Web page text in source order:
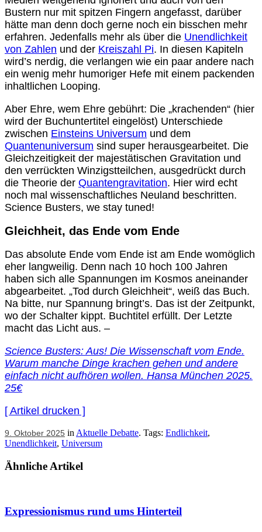
Bustern nur mit spitzen Fingern angefasst, darüber
hätte man denn doch gerne noch ein bisschen mehr
erfahren. Jedenfalls mehr als über die Unendlichkeit
von Zahlen und der Kreiszahl Pi. In diesen Kapiteln
wird’s nerdig, die verlangen wie ein paar andere nach
ein wenig mehr humoriger Hefe mit einem packenden
inhaltlichen Looping.
Aber Ehre, wem Ehre gebührt: Die „krachenden“ (hier
wird der Buchuntertitel eingelöst) Unterschiede
zwischen Einsteins Universum und dem
Quantenuniversum sind super herausgearbeitet. Die
Gleichzeitigkeit der majestätischen Gravitation und
den verrückten Winzigstteilchen, ausgedrückt durch
die Theorie der Quantengravitation. Hier wird echt
noch mal wissenschaftliches Neuland beschritten.
Science Busters, we stay tuned!
Gleichheit, das Ende vom Ende
Das absolute Ende vom Ende ist am Ende womöglich
eher langweilig. Denn nach 10 hoch 100 Jahren
haben sich alle Spannungen im Kosmos aneinander
abgearbeitet. „Tod durch Gleichheit“, weiß das Buch.
Na bitte, nur Spannung bringt’s. Das ist der Zeitpunkt,
wo der Schalter kippt. Buchtitel erfüllt. Der Letzte
macht das Licht aus. –
Science Busters: Aus! Die Wissenschaft vom Ende.
Warum manche Dinge krachen gehen und andere
einfach nicht aufhören wollen. Hansa München 2025.
25€
[ Artikel drucken ]
9. Oktober 2025 in Aktuelle Debatte. Tags: Endlichkeit,
Unendlichkeit, Universum
Ähnliche Artikel
Expressionismus rund ums Hinterteil